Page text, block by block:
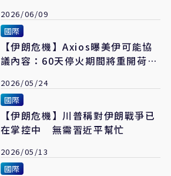
2026/06/09
國際
【伊朗危機】Axios曝美伊可能協
議內容：60天停火期間將重開荷姆
2026/05/24
國際
【伊朗危機】川普稱對伊朗戰爭已
在掌控中 無需習近平幫忙
2026/05/13
國際